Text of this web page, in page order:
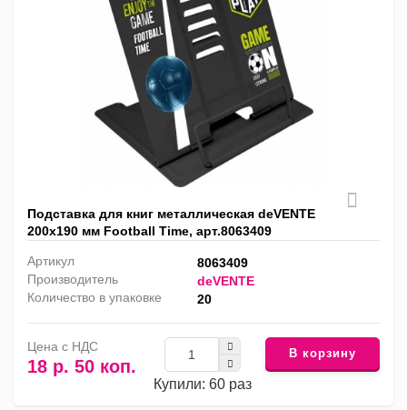
Подставка для книг металлическая deVENTE
200х190 мм Football Time, арт.8063409
Артикул
8063409
Производитель
deVENTE
Количество в упаковке
20
Цена с НДС
18 р. 50 коп.
Купили: 60 раз
В корзину